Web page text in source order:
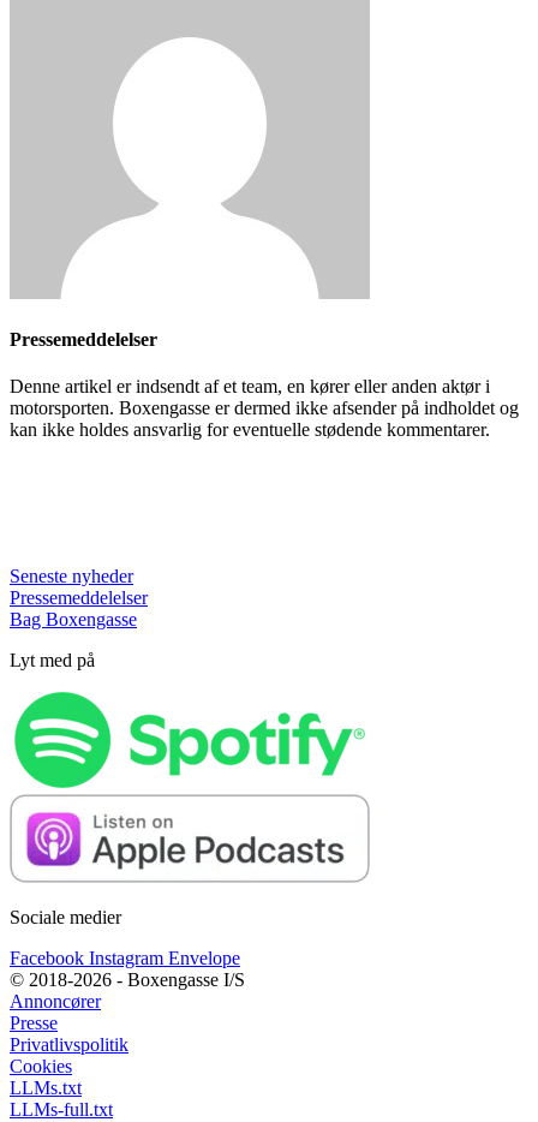
Pressemeddelelser
Denne artikel er indsendt af et team, en kører eller anden aktør i
motorsporten. Boxengasse er dermed ikke afsender på indholdet og
kan ikke holdes ansvarlig for eventuelle stødende kommentarer.
Seneste nyheder
Pressemeddelelser
Bag Boxengasse
Lyt med på
Sociale medier
Facebook Instagram Envelope
© 2018-2026 - Boxengasse I/S
Annoncører
Presse
Privatlivspolitik
Cookies
LLMs.txt
LLMs-full.txt